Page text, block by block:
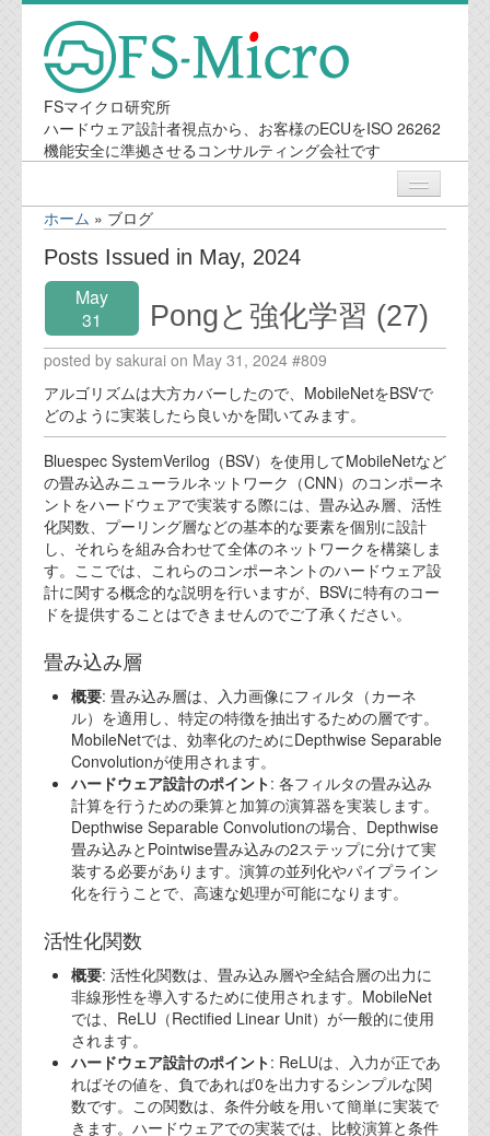
FSマイクロ研究所
ハードウェア設計者視点から、お客様のECUをISO 26262
機能安全に準拠させるコンサルティング会社です
ニュース
業務内容
機能安全コンサルティング
会社案内
会社概要
代表ご挨拶
オフィス
実績
機能安全ブログ
設計ブログ
テクノロジ
外部投稿記事
ブログテーマ
技術文書
資料閲覧パスワードをお問い合わせ頂き
ログインをお願い致します。アカウント
名は"opendocument"です。
機能安全用語集
設計用語集
ホーム » ブログ
Posts Issued in May, 2024
May
31
Pongと強化学習 (27)
posted by sakurai on May 31, 2024 #809
アルゴリズムは大方カバーしたので、MobileNetをBSVで
どのように実装したら良いかを聞いてみます。
Bluespec SystemVerilog（BSV）を使用してMobileNetなど
の畳み込みニューラルネットワーク（CNN）のコンポーネ
ントをハードウェアで実装する際には、畳み込み層、活性
化関数、プーリング層などの基本的な要素を個別に設計
し、それらを組み合わせて全体のネットワークを構築しま
す。ここでは、これらのコンポーネントのハードウェア設
計に関する概念的な説明を行いますが、BSVに特有のコー
ドを提供することはできませんのでご了承ください。
畳み込み層
概要: 畳み込み層は、入力画像にフィルタ（カーネ
ル）を適用し、特定の特徴を抽出するための層です。
MobileNetでは、効率化のためにDepthwise Separable
Convolutionが使用されます。
ハードウェア設計のポイント: 各フィルタの畳み込み
計算を行うための乗算と加算の演算器を実装します。
Depthwise Separable Convolutionの場合、Depthwise
畳み込みとPointwise畳み込みの2ステップに分けて実
装する必要があります。演算の並列化やパイプライン
化を行うことで、高速な処理が可能になります。
活性化関数
概要: 活性化関数は、畳み込み層や全結合層の出力に
非線形性を導入するために使用されます。MobileNet
では、ReLU（Rectified Linear Unit）が一般的に使用
されます。
ハードウェア設計のポイント: ReLUは、入力が正であ
ればその値を、負であれば0を出力するシンプルな関
数です。この関数は、条件分岐を用いて簡単に実装で
きます。ハードウェアでの実装では、比較演算と条件